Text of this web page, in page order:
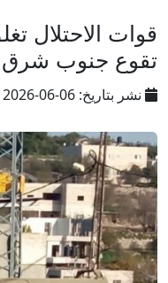
قوات الاحتلال
تقوع جنوب
نشر بتاريخ: 06-06-2026 |